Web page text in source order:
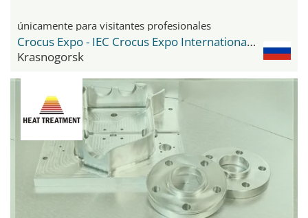
únicamente para visitantes profesionales
Crocus Expo - IEC Crocus Expo International Exhibition Centre
Krasnogorsk